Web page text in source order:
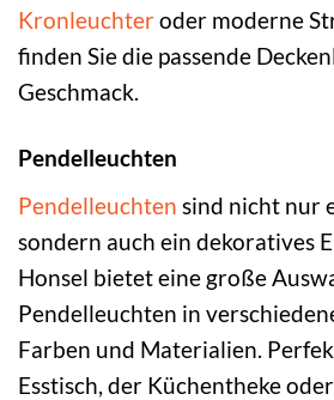
Kronleuchteroder moderne
finden Sie die passende
Geschmack.
Pendelleuchten
Pendelleuchten sind nicht nur
sondern auch ein dekoratives
Honsel bietet eine große
Pendelleuchten in
Farben und Materialien.
Esstisch, der Küchentheke